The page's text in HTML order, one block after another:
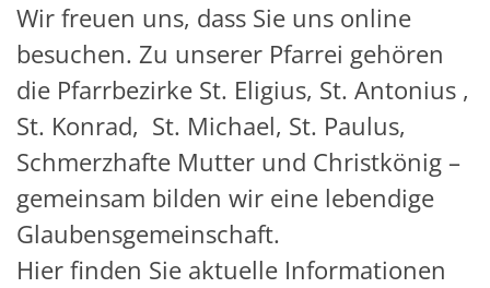
Wir freuen uns, dass Sie uns online
besuchen. Zu unserer Pfarrei gehören
die Pfarrbezirke St. Eligius, St. Antonius ,
St. Konrad, St. Michael, St. Paulus,
Schmerzhafte Mutter und Christkönig –
gemeinsam bilden wir eine lebendige
Glaubensgemeinschaft.
Hier finden Sie aktuelle Informationen